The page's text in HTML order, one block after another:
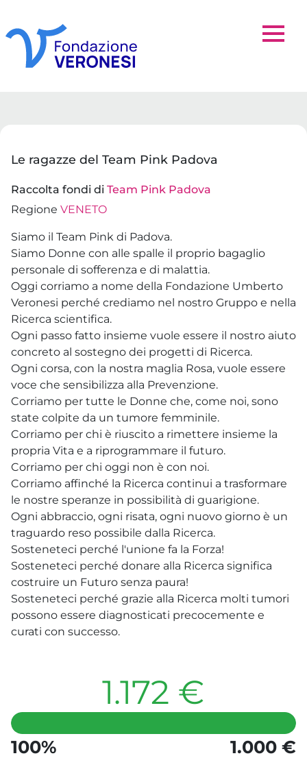
Le ragazze del Team Pink Padova
Raccolta fondi di Team Pink Padova
Regione VENETO
Siamo il Team Pink di Padova.
Siamo Donne con alle spalle il proprio bagaglio
personale di sofferenza e di malattia.
Oggi corriamo a nome della Fondazione Umberto
Veronesi perché crediamo nel nostro Gruppo e nella
Ricerca scientifica.
Ogni passo fatto insieme vuole essere il nostro aiuto
concreto al sostegno dei progetti di Ricerca.
Ogni corsa, con la nostra maglia Rosa, vuole essere
voce che sensibilizza alla Prevenzione.
Corriamo per tutte le Donne che, come noi, sono
state colpite da un tumore femminile.
Corriamo per chi è riuscito a rimettere insieme la
propria Vita e a riprogrammare il futuro.
Corriamo per chi oggi non è con noi.
Corriamo affinché la Ricerca continui a trasformare
le nostre speranze in possibilità di guarigione.
Ogni abbraccio, ogni risata, ogni nuovo giorno è un
traguardo reso possibile dalla Ricerca.
Sosteneteci perché l'unione fa la Forza!
Sosteneteci perché donare alla Ricerca significa
costruire un Futuro senza paura!
Sosteneteci perché grazie alla Ricerca molti tumori
possono essere diagnosticati precocemente e
curati con successo.
1.172 €
100%
1.000 €